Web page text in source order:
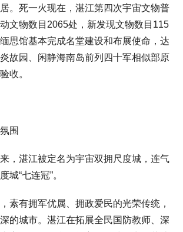
。死一火现在，湛江第四次宇宙文物普
文物数目2065处，新发现文物数目115
思馆基本完成名堂建设和布展使命，达
故园、闲静海南岛前列四十军相似部原
收。
围
，湛江被定名为宇宙双拥尺度城，连气
城“七连冠”。
素有拥军优属、拥政爱民的光荣传统，
的城市。湛江在拓展全民国防教师、深